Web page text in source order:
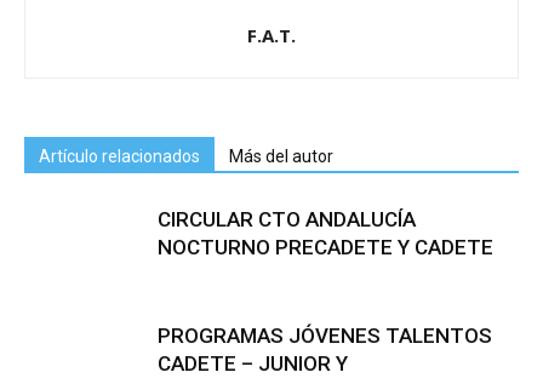
F.A.T.
Artículo relacionados Más del autor
CIRCULAR CTO ANDALUCÍA
NOCTURNO PRECADETE Y CADETE
PROGRAMAS JÓVENES TALENTOS
CADETE – JUNIOR Y